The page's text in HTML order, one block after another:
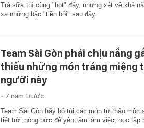
Trà sữa thì cũng "hot" đấy, nhưng xét về khả
xa những bậc "tiền bối" sau đây.
Team Sài Gòn phải chịu nắng
thiếu những món tráng miệng
người này
- 7 năm trước
Team Sài Gòn hãy bỏ túi các món từ thảo mộc
tiết trời nóng bức để yên tâm làm việc, học tập